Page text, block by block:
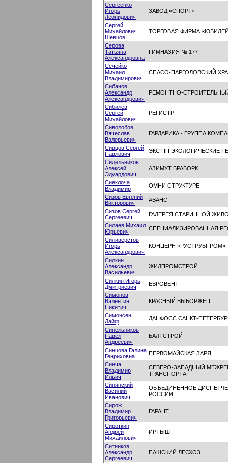
Сергеенко
Игорь
Леонидович
ЗАВОД «СПОРТ»
Сергей
Михайлович
Шевцов
ТОРГОВАЯ ФИРМА
Серова
Татьяна
Александровна
ГИМНАЗИЯ № 177
Сечейко
Михаил
Владимирович
СПАСО-ПАРГОЛОВСКИЙ
Сибанов
Александр
Александрович
РЕМОНТНО-
Сибилев
Сергей
Михайлович
РЕГИСТР
Сиволобов
Вячеслав
Валерьевич
ГАРДАРИКА - ГРУППА
Сивцов Сергей
Павлович
ЭКС ПП ЭКОЛОГИЧЕСКИЕ
Сидельников
Алексей
Эдуардович
АЗИМУТ БРАБОРК
Сиеклоча
Владимир
ОМНИ СТРУКТУРЕ
Сизов Евгений
Викторович
АВАНС
Сизов Сергей
Сергеевич
ГАЛЕРЕЯ СТАРИННОЙ
Силаев Михаил
Юрьевич
СПЕЦИАЛИЗИРОВАННАЯ
Силиверстов
Игорь
Александрович
КОНЦЕРН «РУСТРУБПРОМ»
Силкин
Александр
Васильевич
ЖИЛПРОМСТРОЙ
Силкин Игорь
Дмитриевич
ЕВРОВЕНТ
Симонов
Валентин
Никитич
КРАСНЫЙ ВЫБОРЖЕЦ
Симонсен
Лайф
ДАНФОСС САНКТ-
Синельников
Павел
Андреевич
БАЛТСТРОЙ
Синцова Галина
Генриховна
ПЕРВОМАЙСКАЯ ЗАРЯ
Синча
Владимир
Ильич
СЕВЕРО-ЗАПАДНЫЙ
ТРАНСПОРТА
Синянский
Василий
Иванович
ОБЪЕДИНЕННОЕ
РОССИИ
Сирож
Владимир
Григорьевич
ГАРАНТ
Сироткин
Андрей
Михайлович
ИРТЫШ
Ситников
Александр
Сергеевич
ПАШСКИЙ ЛЕСХОЗ